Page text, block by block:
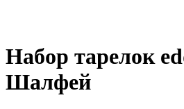
Набор тарелок
Шалфей